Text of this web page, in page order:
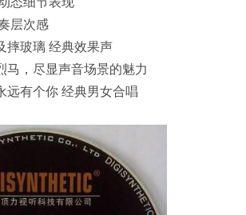
层次感
摔玻璃 经典效果声
马，尽显声音场景的魅力
远有个你 经典男女合唱